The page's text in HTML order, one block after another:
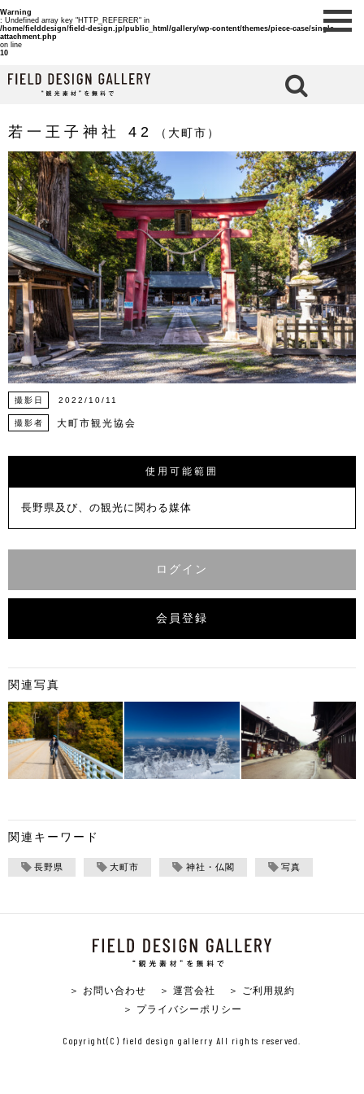
Warning
: Undefined array key "HTTP_REFERER" in
/home/fielddesign/field-design.jp/public_html/gallery/wp-content/themes/piece-case/single-
attachment.php
on line
10
若一王子神社 42 （大町市）
撮影日 2022/10/11
撮影者 大町市観光協会
使用可能範囲
長野県及び、の観光に関わる媒体
ログイン
会員登録
関連写真
関連キーワード
長野県 大町市 神社・仏閣 写真
＞ お問い合わせ ＞ 運営会社
＞ ご利用規約
＞ プライバシーポリシー
Copyright(C) field design gallerry All rights reserved.